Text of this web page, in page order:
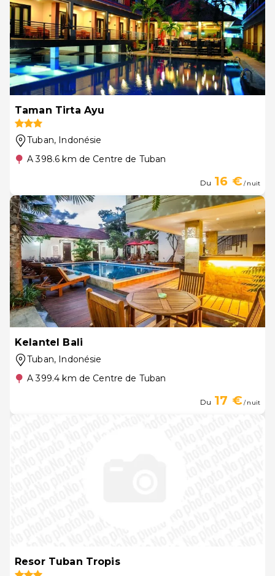
Taman Tirta Ayu
Tuban, Indonésie
A 398.6 km de Centre de Tuban
Du 16 €/ nuit
Kelantel Bali
Tuban, Indonésie
A 399.4 km de Centre de Tuban
Du 17 €/ nuit
Resor Tuban Tropis